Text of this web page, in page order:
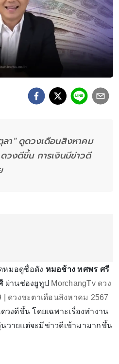
า" ดูดวงเดือนสิงหาคม
วงดีขึ้น การเงินมีข่าวดี
หมอดูชื่อดัง หมอช้าง ทศพร ศรี
ผ่านช่องยูทูป MorchangTv ดวง
| ดวงชะตาเดือนสิงหาคม 2567
วงดีขึ้น โดยเฉพาะเรื่องทำงาน
นวายแต่จะมีข่าวดีเข้ามามากขึ้น